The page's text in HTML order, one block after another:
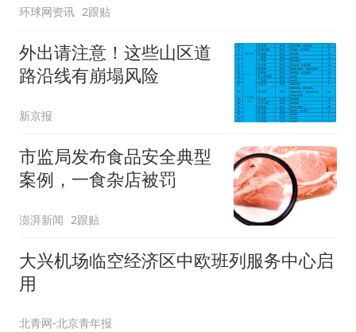
环球网资讯 2跟贴
外出请注意！这些山区道
路沿线有崩塌风险
新京报
市监局发布食品安全典型
案例，一食杂店被罚
澎湃新闻 2跟贴
大兴机场临空经济区中欧班列服务中心启
用
北青网-北京青年报